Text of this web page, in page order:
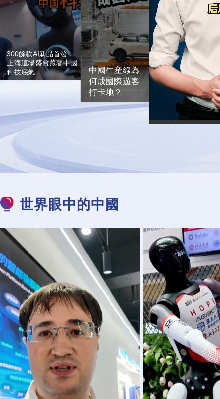
中國的鴨子
終只會抬高歐洲市場鴨肉售
價，損害當地消費者利益。
300餘款AI新品首發，
上海這場盛會藏著中國
科技底氣
一起營造開放包容、互利共
贏的發展環境，讓人工智能
惠及所有人、造福全人類。
中國生産線為
何成國際遊客
打卡地？
世界眼中的中國
外國專家：溫州創新速度令我印象深
刻 新技術在中國大有可為
外專談中國
引領全球創新 彌合
議中國AI“